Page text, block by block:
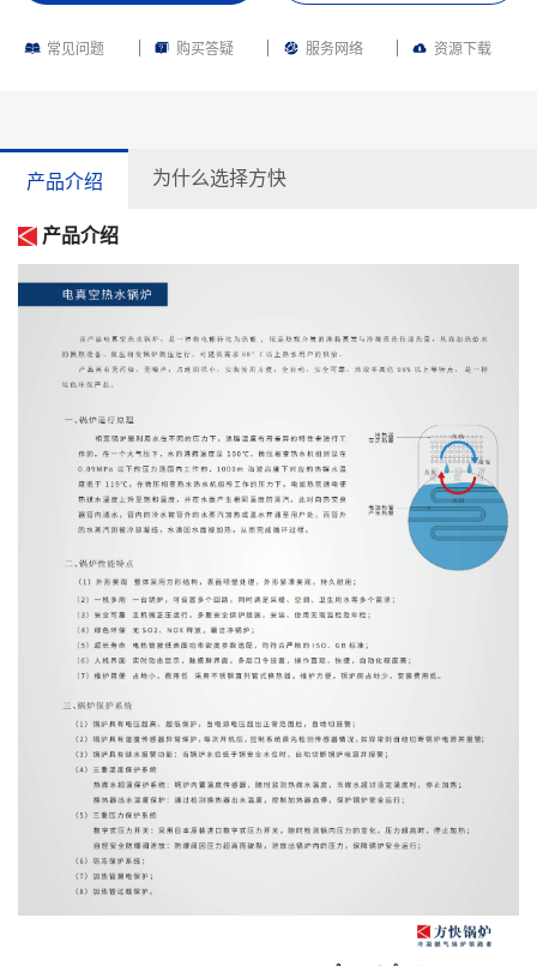
常见问题 购买答疑 服务网络 资源下载
产品介绍 为什么选择方快
产品介绍